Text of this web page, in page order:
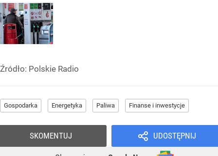
Źródło: Polskie Radio
Gospodarka Energetyka Paliwa Finanse i inwestycje
UDOSTĘPNIJ
SKOMENTUJ